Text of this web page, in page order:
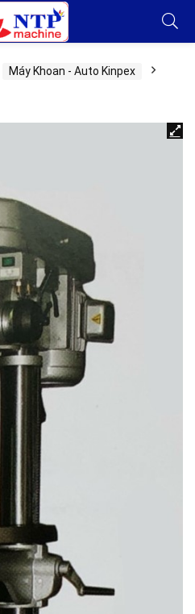
Máy Khoan - Auto Kinpex